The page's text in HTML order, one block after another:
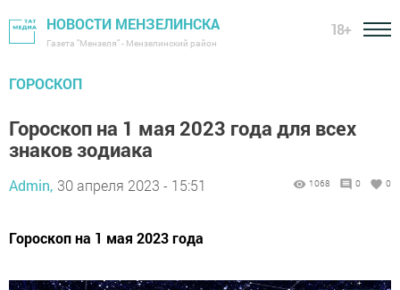
НОВОСТИ МЕНЗЕЛИНСКА
Газета "Мензеля" - Мензелинский район
18+
ГОРОСКОП
Гороскоп на 1 мая 2023 года для всех
знаков зодиака
Admin, 30 апреля 2023 - 15:51 1068 0 0
Гороскоп на 1 мая 2023 года